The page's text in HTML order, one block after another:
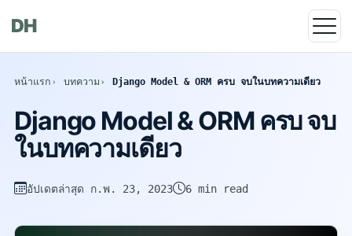
DH
หน้าแรก บทความ Django Model & ORM ครบ จบในบทความเดียว
Django Model & ORM ครบ จบ
ในบทความเดียว
อัปเดตล่าสุด ก.พ. 23, 2023 6 min read